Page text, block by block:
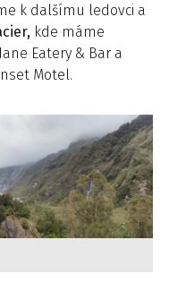
k dalšímu ledovci a
kde máme
Eatery & Bar a
Motel.